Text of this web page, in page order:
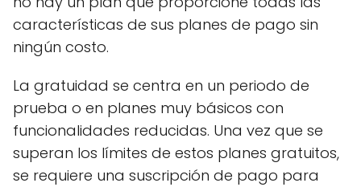
características de sus planes de pago sin
ningún costo.
La gratuidad se centra en un periodo de
prueba o en planes muy básicos con
funcionalidades reducidas. Una vez que se
superan los límites de estos planes gratuitos,
se requiere una suscripción de pago para